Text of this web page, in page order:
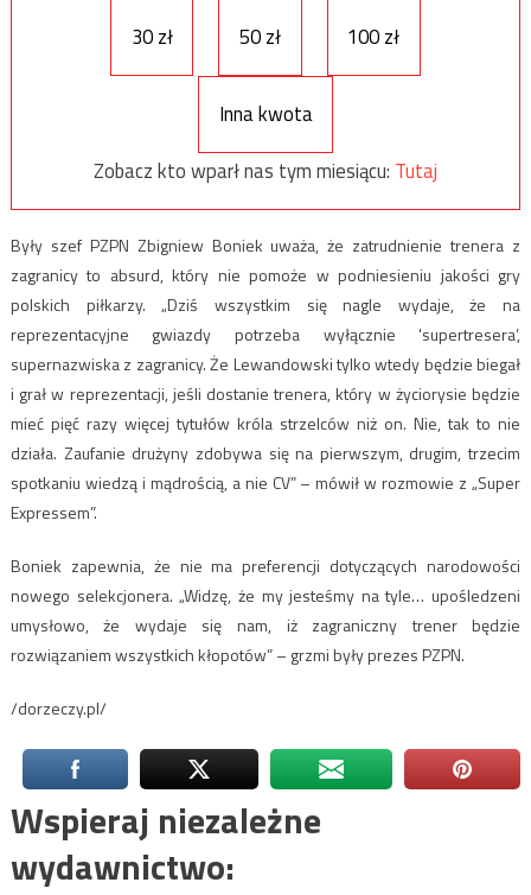
30 zł 50 zł 100 zł
Inna kwota
Zobacz kto wparł nas tym miesiącu: Tutaj
Były szef PZPN Zbigniew Boniek uważa, że zatrudnienie trenera z
zagranicy to absurd, który nie pomoże w podniesieniu jakości gry
polskich piłkarzy. „Dziś wszystkim się nagle wydaje, że na
reprezentacyjne gwiazdy potrzeba wyłącznie 'supertresera’,
supernazwiska z zagranicy. Że Lewandowski tylko wtedy będzie biegał
i grał w reprezentacji, jeśli dostanie trenera, który w życiorysie będzie
mieć pięć razy więcej tytułów króla strzelców niż on. Nie, tak to nie
działa. Zaufanie drużyny zdobywa się na pierwszym, drugim, trzecim
spotkaniu wiedzą i mądrością, a nie CV” – mówił w rozmowie z „Super
Expressem”.
Boniek zapewnia, że nie ma preferencji dotyczących narodowości
nowego selekcjonera. „Widzę, że my jesteśmy na tyle… upośledzeni
umysłowo, że wydaje się nam, iż zagraniczny trener będzie
rozwiązaniem wszystkich kłopotów” – grzmi były prezes PZPN.
/dorzeczy.pl/
Wspieraj niezależne
wydawnictwo: